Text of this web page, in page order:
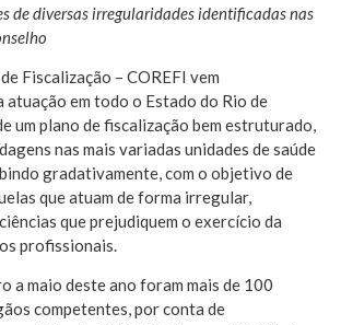
de diversas irregularidades identificadas nas
Fiscalização – COREFI vem
atuação em todo o Estado do Rio de
um plano de fiscalização bem estruturado,
nas mais variadas unidades de saúde
gradativamente, com o objetivo de
que atuam de forma irregular,
que prejudiquem o exercício da
profissionais.
a maio deste ano foram mais de 100
competentes, por conta de